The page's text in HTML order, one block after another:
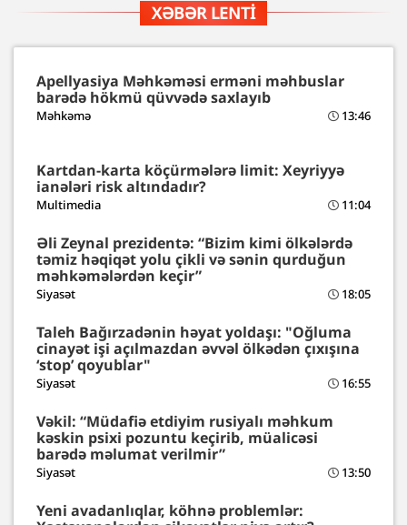
XƏBƏR LENTI
Apellyasiya Məhkəməsi erməni məhbuslar
barədə hökmü qüvvədə saxlayıb
Məhkəmə 13:46
Kartdan-karta köçürmələrə limit: Xeyriyyə
ianələri risk altındadır?
Multimedia 11:04
Əli Zeynal prezidentə: “Bizim kimi ölkələrdə
təmiz həqiqət yolu çikli və sənin qurduğun
məhkəmələrdən keçir”
Siyasət 18:05
Taleh Bağırzadənin həyat yoldaşı: "Oğluma
cinayət işi açılmazdan əvvəl ölkədən çıxışına
‘stop’ qoyublar"
Siyasət 16:55
Vəkil: “Müdafiə etdiyim rusiyalı məhkum
kəskin psixi pozuntu keçirib, müalicəsi
barədə məlumat verilmir”
Siyasət 13:50
Yeni avadanlıqlar, köhnə problemlər: